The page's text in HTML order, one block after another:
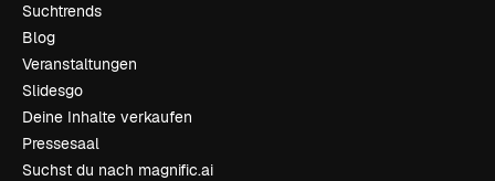
Suchtrends
Blog
Veranstaltungen
Slidesgo
Deine Inhalte verkaufen
Pressesaal
Suchst du nach magnific.ai